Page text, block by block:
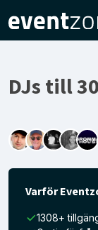
DJs till
Varför
1308+